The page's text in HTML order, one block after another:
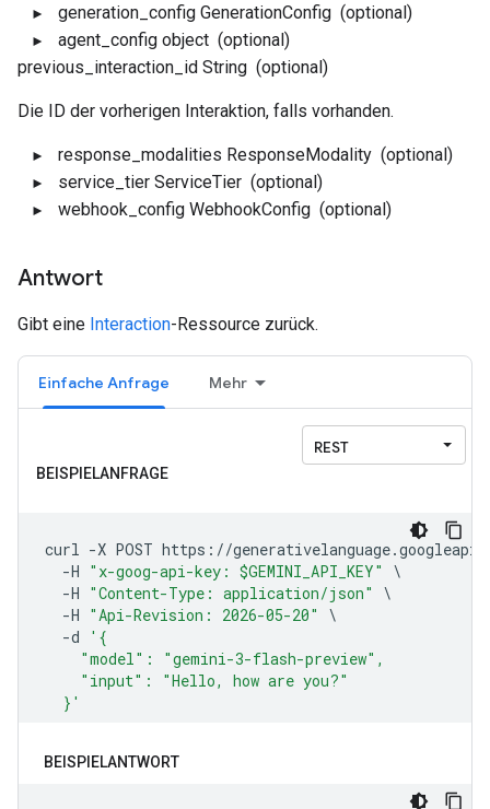
generation_config GenerationConfig (optional)
agent_config object (optional)
previous_interaction_id String (optional)
Die ID der vorherigen Interaktion, falls vorhanden.
response_modalities ResponseModality (optional)
service_tier ServiceTier (optional)
webhook_config WebhookConfig (optional)
Antwort
Gibt eine Interaction-Ressource zurück.
Einfache Anfrage Mehr
BEISPIELANTWORT